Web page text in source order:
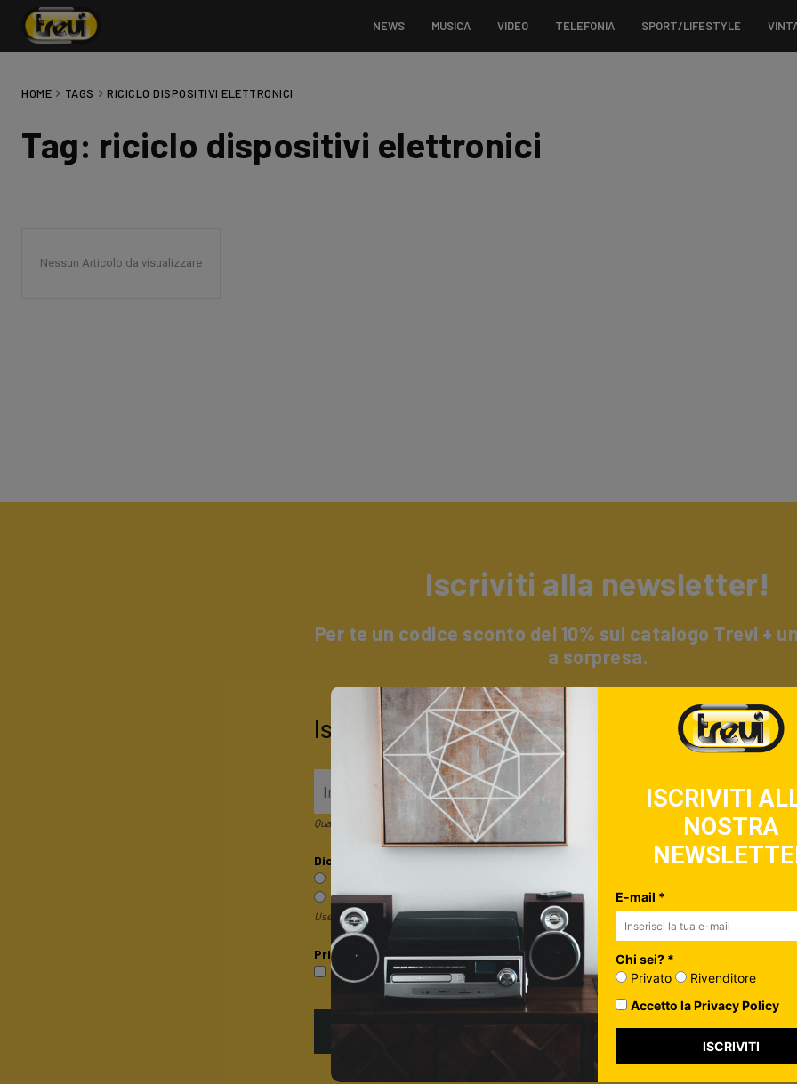
NEWS MUSICA VIDEO TELEFONIA SPORT/LIFESTYLE
HOME TAGS RICICLO DISPOSITIVI ELETTRONICI
Tag: riciclo dispositivi elettronici
Nessun Articolo da visualizzare
Iscriviti alla newsletter!
Per te un codice sconto del 10% sul catalogo Trevi +
a sorpresa.
Iscriviti alla nostra newsletter
Quando invii il modulo, controlla la tua inbox per confermare l'iscrizione
Dicci qualcosa in più su di te*
Sono un rivenditore
Useremo questa informazione per personalizzare i contenuti che ti invieremo.
Privacy*
Accetto la Privacy Policy
ISCRIVITI
ISCRIVITI
NOSTRA
E-mail *
Chi sei? *
Privato
Rivenditore
Accetto la Privacy Policy
ISCRIVITI